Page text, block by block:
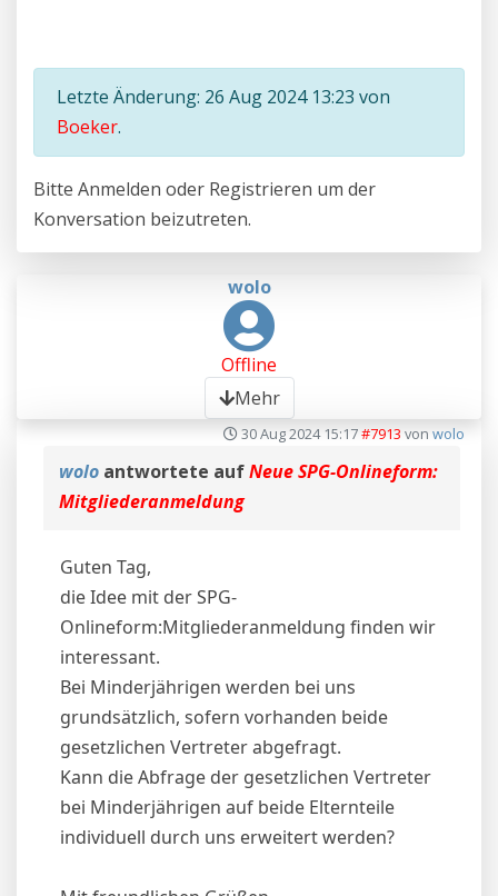
Letzte Änderung: 26 Aug 2024 13:23 von
Boeker.
Bitte Anmelden oder Registrieren um der
Konversation beizutreten.
wolo
Offline
Mehr
30 Aug 2024 15:17#7913 von wolo
wolo antwortete aufNeue SPG-Onlineform:
Mitgliederanmeldung
Guten Tag,
die Idee mit der SPG-
Onlineform:Mitgliederanmeldung finden wir
interessant.
Bei Minderjährigen werden bei uns
grundsätzlich, sofern vorhanden beide
gesetzlichen Vertreter abgefragt.
Kann die Abfrage der gesetzlichen Vertreter
bei Minderjährigen auf beide Elternteile
individuell durch uns erweitert werden?